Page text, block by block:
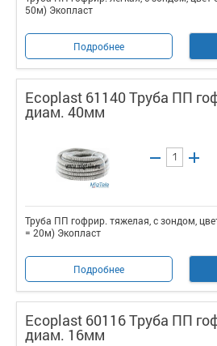
50м) Экопласт
Подробнее
Ecoplast 61140 Труба ПП
диам. 40мм
Труба ПП гофрир. тяжелая, с зондом,
= 20м) Экопласт
Подробнее
Ecoplast 60116 Труба ПП
диам. 16мм